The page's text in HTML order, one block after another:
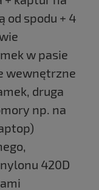
od spodu + 4
w pasie
wewnętrzne
druga
np. na
420D